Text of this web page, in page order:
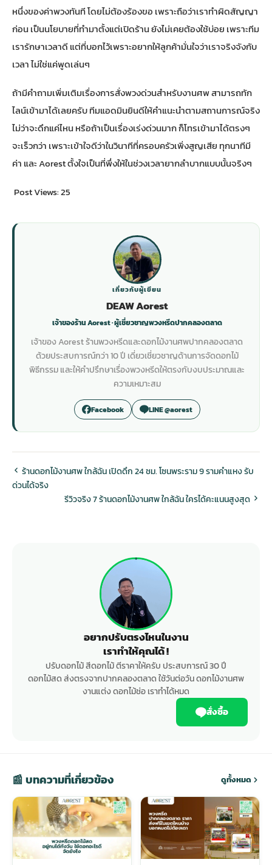
หนึ่งของค่าพวงทันที โดยไม่ต้องร้องขอ เพราะถือว่าเราทำผิดสัญญา
ก่อน เป็นนโยบายที่ทำมาตั้งแต่เปิดร้าน ยังไม่เคยต้องใช้บ่อย เพราะทีม
เรารักษาเวลาดี แต่ที่บอกไว้เพราะอยากให้ลูกค้ามั่นใจว่าเราจริงจังกับ
เวลา ไม่ใช่แค่พูดเล่นๆ
ถ้ามีคำถามเพิ่มเติมเรื่องการสั่งพวงด่วนสำหรับงานศพสามารถทัก
ไลน์เข้ามาได้เลยครับ ทีมแอดมินยินดีให้คำแนะนำตามสถานการณ์จริง
ไม่ว่าจะดึกแค่ไหน หรือถ้าเป็นเรื่องเร่งด่วนมาก ก็โทรเข้ามาได้ตรงๆ
จะเร็วกว่า เพราะเข้าใจดีว่าในวินาทีที่ครอบครัวเพิ่งสูญเสีย ทุกนาทีมี
ค่า และ Aorest ตั้งใจเป็นที่พึ่งให้ในช่วงเวลายากลำบากแบบนั้นจริงๆ
Post Views:25
เกี่ยวกับผู้เขียน
DEAW Aorest
เจ้าของร้าน Aorest · ผู้เชี่ยวชาญพวงหรีดปากคลองตลาด
เจ้าของ Aorest ร้านพวงหรีดและดอกไม้งานศพปากคลองตลาด
ด้วยประสบการณ์กว่า 10 ปี เดี่ยวเชี่ยวชาญด้านการจัดดอกไม้
พิธีกรรม และให้คำปรึกษาเรื่องพวงหรีดให้ตรงกับงบประมาณและ
ความเหมาะสม
Facebook LINE @aorest
ร้านดอกไม้งานศพ ใกล้ฉัน เปิดดึก 24 ชม. โซนพระราม 9 รามคำแหง รับ
ด่วนได้จริง
รีวิวจริง 7 ร้านดอกไม้งานศพ ใกล้ฉัน ใครได้คะแนนสูงสุด
อยากปรับตรงไหนในงาน
เราทำให้คุณได้ !
ปรับดอกไม้ สีดอกไม้ ตีราคาให้ครับ ประสบการณ์ 30 ปี
ดอกไม้สด ส่งตรงจากปากคลองตลาด ใช้วันต่อวัน ดอกไม้งานศพ
งานแต่ง ดอกไม้ช่อ เราทำได้หมด
สั่งซื้อ
📰 บทความที่เกี่ยวข้อง ดูทั้งหมด